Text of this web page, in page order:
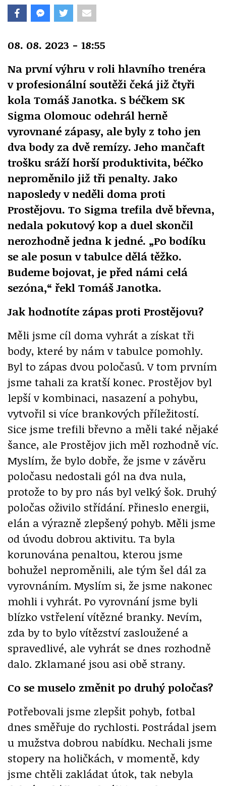
08. 08. 2023 - 18:55
Na první výhru v roli hlavního trenéra
v profesionální soutěži čeká již čtyři
kola Tomáš Janotka. S béčkem SK
Sigma Olomouc odehrál herně
vyrovnané zápasy, ale byly z toho jen
dva body za dvě remízy. Jeho mančaft
trošku sráží horší produktivita, béčko
neproměnilo již tři penalty. Jako
naposledy v neděli doma proti
Prostějovu. To Sigma trefila dvě břevna,
nedala pokutový kop a duel skončil
nerozhodně jedna k jedné. „Po bodíku
se ale posun v tabulce dělá těžko.
Budeme bojovat, je před námi celá
sezóna,“ řekl Tomáš Janotka.
Jak hodnotíte zápas proti Prostějovu?
Měli jsme cíl doma vyhrát a získat tři
body, které by nám v tabulce pomohly.
Byl to zápas dvou poločasů. V tom prvním
jsme tahali za kratší konec. Prostějov byl
lepší v kombinaci, nasazení a pohybu,
vytvořil si více brankových příležitostí.
Sice jsme trefili břevno a měli také nějaké
šance, ale Prostějov jich měl rozhodně víc.
Myslím, že bylo dobře, že jsme v závěru
poločasu nedostali gól na dva nula,
protože to by pro nás byl velký šok. Druhý
poločas oživilo střídání. Přineslo energii,
elán a výrazně zlepšený pohyb. Měli jsme
od úvodu dobrou aktivitu. Ta byla
korunována penaltou, kterou jsme
bohužel neproměnili, ale tým šel dál za
vyrovnáním. Myslím si, že jsme nakonec
mohli i vyhrát. Po vyrovnání jsme byli
blízko vstřelení vítězné branky. Nevím,
zda by to bylo vítězství zasloužené a
spravedlivé, ale vyhrát se dnes rozhodně
dalo. Zklamané jsou asi obě strany.
Co se muselo změnit po druhý poločas?
Potřebovali jsme zlepšit pohyb, fotbal
dnes směřuje do rychlosti. Postrádal jsem
u mužstva dobrou nabídku. Nechali jsme
stopery na holičkách, v momentě, kdy
jsme chtěli zakládat útok, tak nebyla